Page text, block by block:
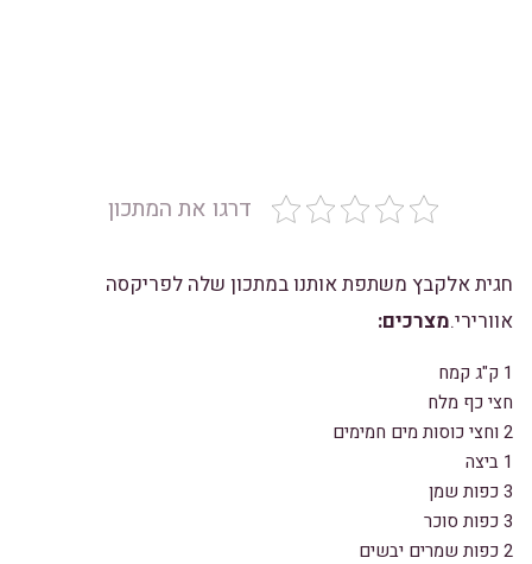
דרגו את המתכון
חגית אלקבץ משתפת אותנו במתכון שלה לפריקסה
אוורירי.מצרכים:
1 ק"ג קמח
חצי כף מלח
2 וחצי כוסות מים חמימים
1 ביצה
3 כפות שמן
3 כפות סוכר
2 כפות שמרים יבשים